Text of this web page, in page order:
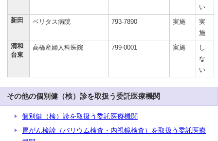
い
新田
ベリタス病院 793-7890 実施
実
施
清和
台東
高橋産婦人科医院 799-0001 実施
し
な
い
その他の個別健（検）診を取扱う委託医療機関
個別健（検）診を取扱う委託医療機関
胃がん検診（バリウム検査・内視鏡検査）を取扱う委託医療